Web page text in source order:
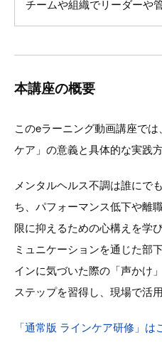
チームや組織でリーダーや
本講座の概要
このeラーニング動画講座で
ケア」の意義と具体的な実践
メンタルヘルス不調は誰にで
ち、パフォーマンス低下や離
限に抑えるための心構えを学
ミュニケーションを通じた部
インに気づいた際の「声かけ
ステップを習得し、現場で活
「通常版 ラインケア研修」は